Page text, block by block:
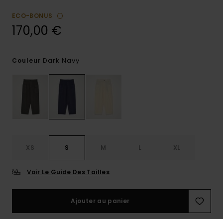
ECO-BONUS
170,00 €
Couleur Dark Navy
XS S M L XL
Voir Le Guide Des Tailles
Ajouter au panier